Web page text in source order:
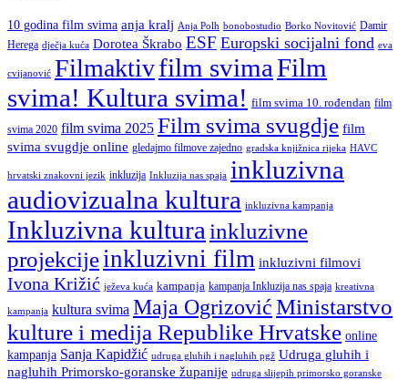
10 godina film svima anja kralj Anja Polh bonobostudio Borko Novitović Damir
Herega dječja kuća Dorotea Škrabo ESF Europski socijalni fond eva
cvijanović Filmaktivfilm svimaFilm
svima! Kultura svima! film svima 10. rođendan film
svima 2020 film svima 2025 Film svima svugdje film
svima svugdje online gledajmo filmove zajedno gradska knjižnica rijeka HAVC
hrvatski znakovni jezik inkluzija Inkluzija nas spaja inkluzivna
audiovizualna kultura inkluzivna kampanja
Inkluzivna kultura inkluzivne
projekcijeinkluzivni film inkluzivni filmovi
Ivona Križić ježeva kuća kampanja kampanja Inkluzija nas spaja kreativna
kampanja kultura svima Maja OgrizovićMinistarstvo
kulture i medija Republike Hrvatske online
kampanja Sanja Kapidžić udruga gluhih i nagluhih pgž Udruga gluhih i
nagluhih Primorsko-goranske županije udruga slijepih primorsko goranske